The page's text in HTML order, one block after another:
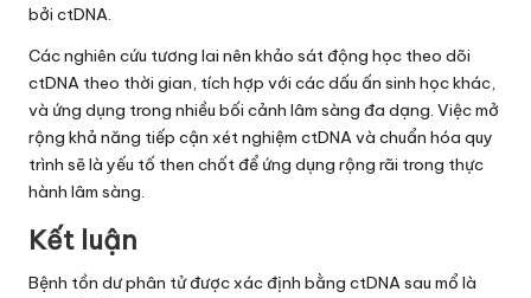
bởi ctDNA.
Các nghiên cứu tương lai nên khảo sát động học theo dõi
ctDNA theo thời gian, tích hợp với các dấu ấn sinh học khác,
và ứng dụng trong nhiều bối cảnh lâm sàng đa dạng. Việc mở
rộng khả năng tiếp cận xét nghiệm ctDNA và chuẩn hóa quy
trình sẽ là yếu tố then chốt để ứng dụng rộng rãi trong thực
hành lâm sàng.
Kết luận
Bệnh tồn dư phân tử được xác định bằng ctDNA sau mổ là